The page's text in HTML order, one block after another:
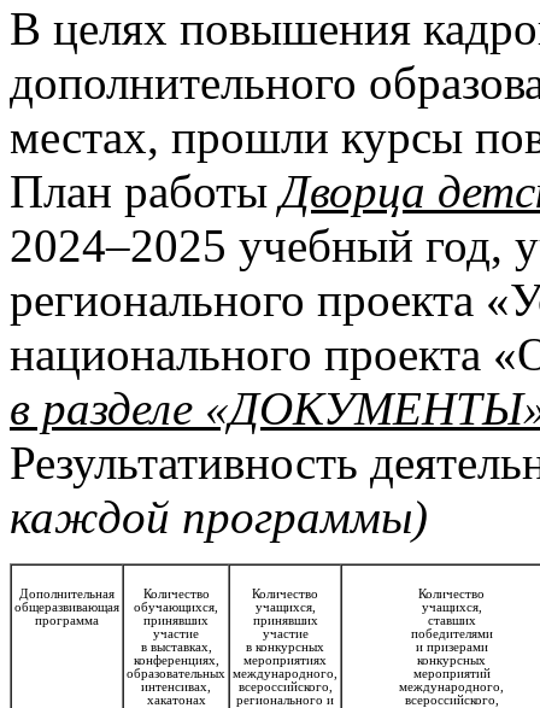
В целях повышения
дополнительного
местах, прошли курсы
План работыДворца
2024–2025 учебный год,
регионального проекта
национального проекта
в разделе
Результативность
каждой программы)
Дополнительная
общеразвивающая
программа
Количество
обучающихся,
принявших
участие
в выставках,
конференциях,
образовательных
интенсивах,
хакатонах
Количество
учащихся,
принявших
участие
в конкурсных
мероприятиях
международного,
всероссийского,
регионального и
Количество
учащихся,
ставших
победителями
и призерами
конкурсных
мероприятий
международного,
всероссийского,